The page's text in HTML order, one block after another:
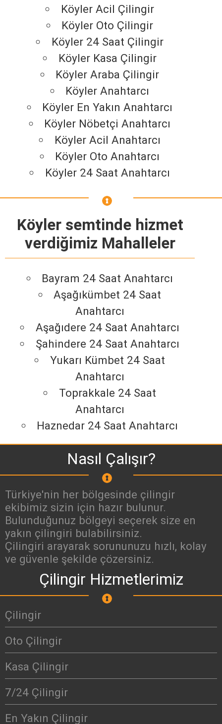
Köyler Acil Çilingir
Köyler Oto Çilingir
Köyler 24 Saat Çilingir
Köyler Kasa Çilingir
Köyler Araba Çilingir
Köyler Anahtarcı
Köyler En Yakın Anahtarcı
Köyler Nöbetçi Anahtarcı
Köyler Acil Anahtarcı
Köyler Oto Anahtarcı
Köyler 24 Saat Anahtarcı
Köyler semtinde hizmet
verdiğimiz Mahalleler
Bayram 24 Saat Anahtarcı
Aşağıkümbet 24 Saat
Anahtarcı
Aşağıdere 24 Saat Anahtarcı
Şahindere 24 Saat Anahtarcı
Yukarı Kümbet 24 Saat
Anahtarcı
Toprakkale 24 Saat
Anahtarcı
Haznedar 24 Saat Anahtarcı
Nasıl Çalışır?
Türkiye'nin her bölgesinde çilingir
ekibimiz sizin için hazır bulunur.
Bulunduğunuz bölgeyi seçerek size en
yakın çilingiri bulabilirsiniz.
Çilingiri arayarak sorununuzu hızlı, kolay
ve güvenle şekilde çözersiniz.
Çilingir Hizmetlerimiz
Çilingir
Oto Çilingir
Kasa Çilingir
7/24 Çilingir
En Yakın Çilingir